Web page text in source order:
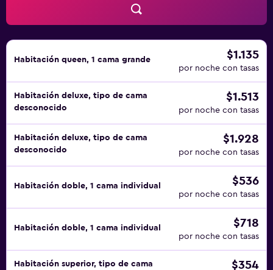
botella de agua gratuita y cafetera y tetera. Es posible
solicitar masajes en la habitación y tabla de planchar con
plancha. Se ofrece servicio de limpieza todos los días. Los
servicios de ocio y esparcimiento en este hotel incluyen
piscina al aire libre de temporada. Se pueden practicar las
actividades de ocio y esparcimiento que se indican más
abajo en las instalaciones o cerca del alojamiento (es
posible que se aplique un recargo).
Habitación queen, 1 cama grande $1.135
por noche con tasas
Habitación deluxe, tipo de cama
desconocido
$1.513
por noche con tasas
Habitación deluxe, tipo de cama
desconocido
$1.928
por noche con tasas
Habitación doble, 1 cama individual $536
por noche con tasas
Habitación doble, 1 cama individual $718
por noche con tasas
Habitación superior, tipo de cama $354